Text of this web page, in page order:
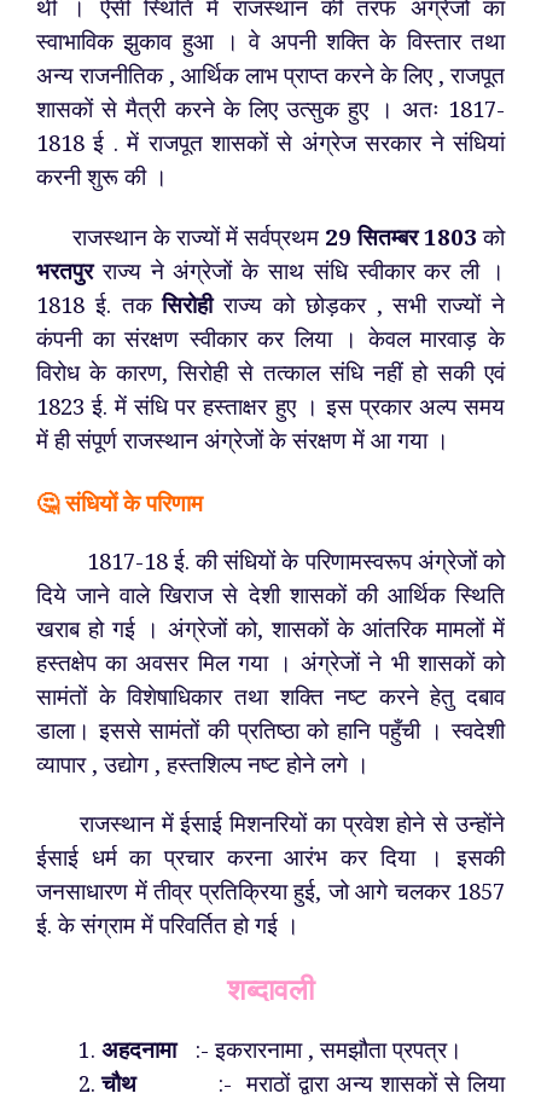
थी । ऐसी स्थिति में राजस्थान की तरफ अंग्रेजों का
स्वाभाविक झुकाव हुआ । वे अपनी शक्ति के विस्तार तथा
अन्य राजनीतिक , आर्थिक लाभ प्राप्त करने के लिए , राजपूत
शासकों से मैत्री करने के लिए उत्सुक हुए । अतः 1817-
1818 ई . में राजपूत शासकों से अंग्रेज सरकार ने संधियां
करनी शुरू की ।
राजस्थान के राज्यों में सर्वप्रथम 29 सितम्बर 1803 को
भरतपुरराज्य ने अंग्रेजों के साथ संधि स्वीकार कर ली ।
1818 ई. तकसिरोहीराज्य को छोड़कर , सभी राज्यों ने
कंपनी का संरक्षण स्वीकार कर लिया । केवल मारवाड़ के
विरोध के कारण, सिरोही से तत्काल संधि नहीं हो सकी एवं
1823 ई. में संधि पर हस्ताक्षर हुए । इस प्रकार अल्प समय
में ही संपूर्ण राजस्थान अंग्रेजों के संरक्षण में आ गया ।
🤔 संधियों के परिणाम
1817-18 ई. की संधियों के परिणामस्वरूप अंग्रेजों को
दिये जाने वाले खिराज से देशी शासकों की आर्थिक स्थिति
खराब हो गई । अंग्रेजों को, शासकों के आंतरिक मामलों में
हस्तक्षेप का अवसर मिल गया । अंग्रेजों ने भी शासकों को
सामंतों के विशेषाधिकार तथा शक्ति नष्ट करने हेतु दबाव
डाला। इससे सामंतों की प्रतिष्ठा को हानि पहुँची । स्वदेशी
व्यापार , उद्योग , हस्तशिल्प नष्ट होने लगे ।
राजस्थान में ईसाई मिशनरियों का प्रवेश होने से उन्होंने
ईसाई धर्म का प्रचार करना आरंभ कर दिया । इसकी
जनसाधारण में तीव्र प्रतिक्रिया हुई, जो आगे चलकर 1857
ई. के संग्राम में परिवर्तित हो गई ।
शब्दावली
अहदनामा:- इकरारनामा , समझौता प्रपत्र।
चौथ:- मराठों द्वारा अन्य शासकों से लिया